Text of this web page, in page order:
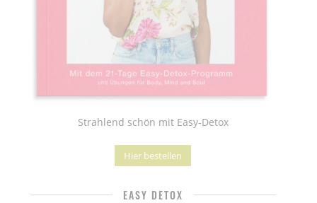
Strahlend schön mit Easy-Detox
Hier bestellen
EASY DETOX